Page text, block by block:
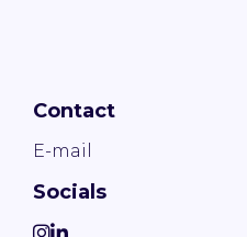
Contact
E-mail
Socials